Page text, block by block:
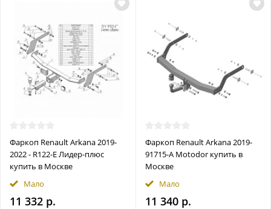
Фаркоп Renault Arkana 2019-
2022 - R122-E Лидер-плюс
купить в Москве
Мало
11 332 р.
Фаркоп Renault Arkana 2019-
91715-A Motodor купить в
Москве
Мало
11 340 р.